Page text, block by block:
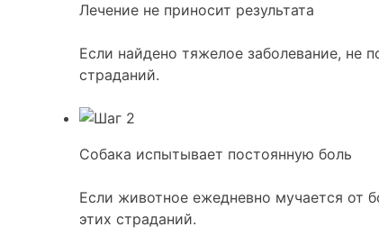
Лечение не приносит результата
Если найдено тяжелое заболевание, не
страданий.
Собака испытывает постоянную боль
Если животное ежедневно мучается от
этих страданий.